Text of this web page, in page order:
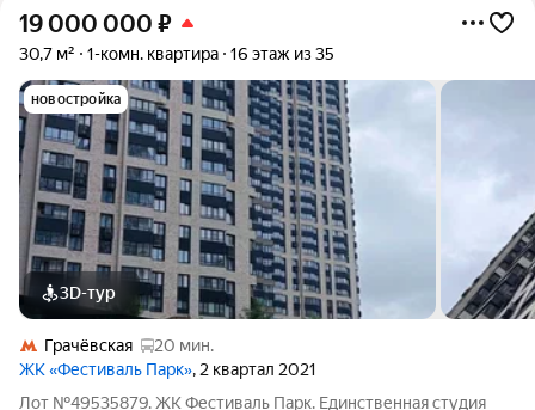
19 000 000 ₽
30,7 м² 1-комн. квартира 16 этаж из 35
новостройка
3D-тур
Грачёвская
20 мин.
ЖК «Фестиваль Парк», 2 квартал 2021
Лот №49535879. ЖК Фестиваль Парк. Единственная студия